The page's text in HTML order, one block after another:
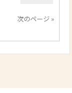
次のページ »